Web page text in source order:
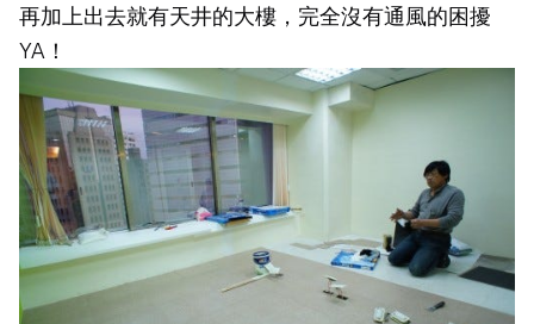
再加上出去就有天井的大樓，完全沒有通風的困擾
YA！